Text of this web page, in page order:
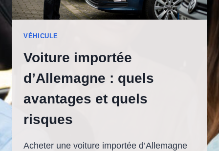
VÉHICULE
Voiture importée
d’Allemagne : quels
avantages et quels
risques
Acheter une voiture importée d’Allemagne